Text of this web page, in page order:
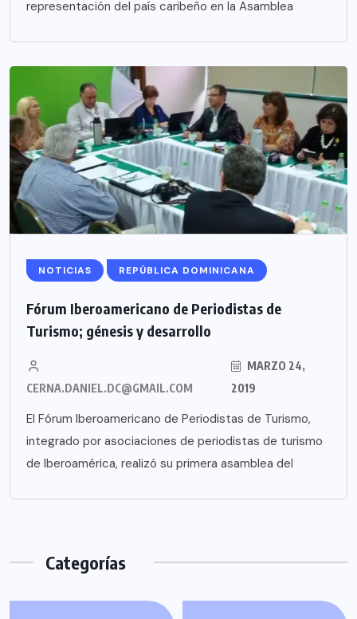
representación del país caribeño en la Asamblea
NOTICIAS REPÚBLICA DOMINICANA
Fórum Iberoamericano de Periodistas de
Turismo; génesis y desarrollo
CERNA.DANIEL.DC@GMAIL.COM
MARZO 24,
2019
El Fórum Iberoamericano de Periodistas de Turismo,
integrado por asociaciones de periodistas de turismo
de Iberoamérica, realizó su primera asamblea del
Categorías